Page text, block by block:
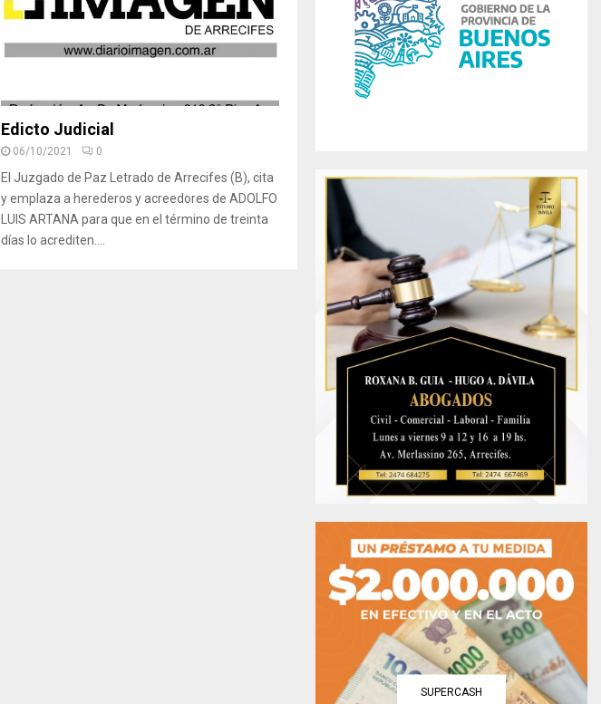
Edicto Judicial
06/10/2021 0
El Juzgado de Paz Letrado de Arrecifes (B), cita
y emplaza a herederos y acreedores de ADOLFO
LUIS ARTANA para que en el término de treinta
días lo acrediten....
R
C
SUPERCASH